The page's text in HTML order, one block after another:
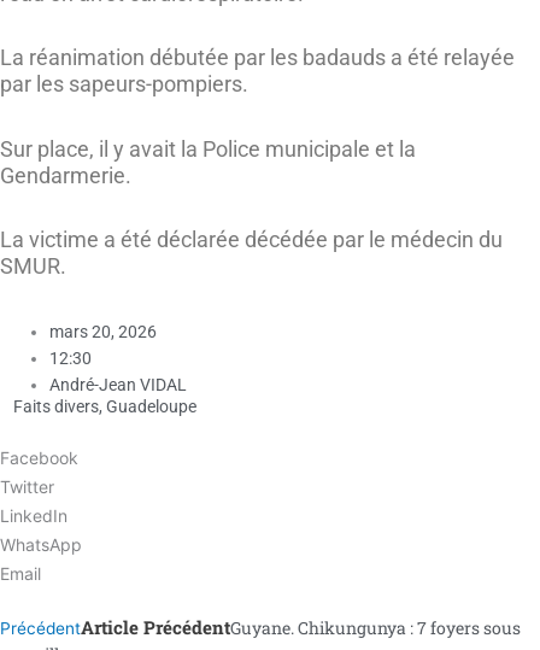
La réanimation débutée par les badauds a été relayée
par les sapeurs-pompiers.
Sur place, il y avait la Police municipale et la
Gendarmerie.
La victime a été déclarée décédée par le médecin du
SMUR.
mars 20, 2026
12:30
André-Jean VIDAL
Faits divers, Guadeloupe
Facebook
Twitter
LinkedIn
WhatsApp
Email
PrécédentArticle PrécédentGuyane. Chikungunya : 7 foyers sous